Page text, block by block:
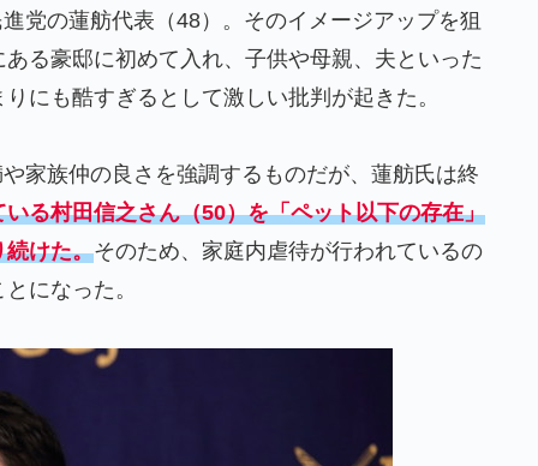
党の蓮舫代表（48）。そのイメージアップを狙
る豪邸に初めて入れ、子供や母親、夫といった
にも酷すぎるとして激しい批判が起きた。
家族仲の良さを強調するものだが、蓮舫氏は終
る村田信之さん（50）を「ペット以下の存在」
続けた。そのため、家庭内虐待が行われているの
になった。